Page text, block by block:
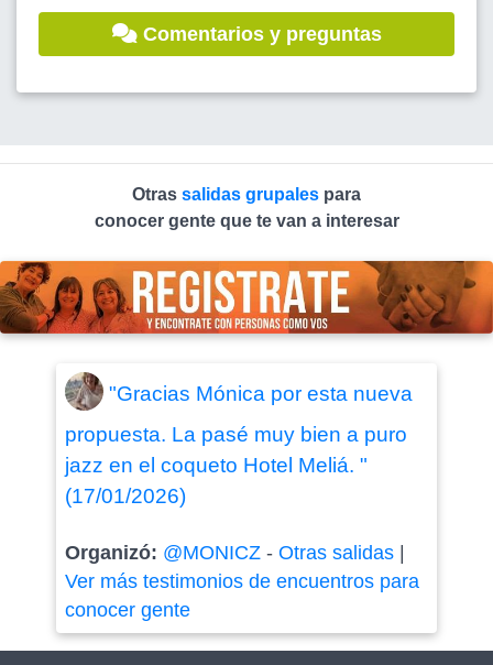
Comentarios y preguntas
Otras salidas grupales para
conocer gente que te van a interesar
"Gracias Mónica por esta nueva
propuesta. La pasé muy bien a puro
jazz en el coqueto Hotel Meliá. "
(17/01/2026)
Organizó: @MONICZ- Otras salidas|
Ver más testimonios de encuentros para
conocer gente